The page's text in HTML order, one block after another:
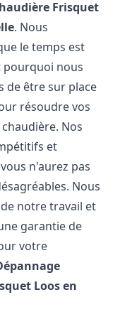
Frisquet
. Nous
le temps est
pourquoi nous
de être sur place
résoudre vos
Nos
et
n'aurez pas
Nous
notre travail et
garantie de
votre
Loos en